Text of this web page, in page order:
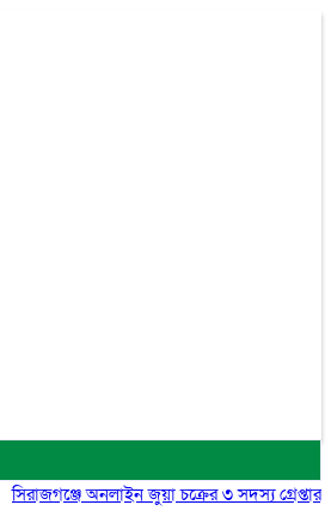
সিরাজগঞ্জে অনলাইন জুয়া চক্রের ৩ সদস্য গ্রেপ্তার,